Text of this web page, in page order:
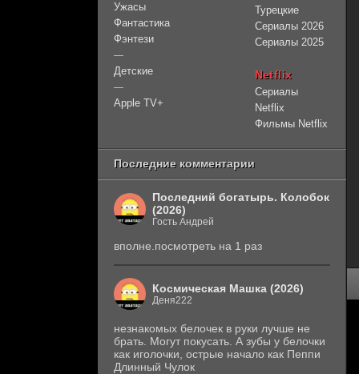
Ужасы
Фантастика
Фэнтези
—
Детские
—
Apple TV+
Турецкие
Сериалы 2026
Сериалы 2025
Netflix
Сериалы
Netflix
Фильмы Netflix
Последние комментарии
Последний богатырь. Колобок
(2026)
Гость Андрей
вполне.посмотреть на 1 раз
Космическая Машка (2026)
Деня222
незнакомых белочек в руки лучше не
брать. Могут покусать. А зубы у белочки
как иголочки, острые начало как Пеппи
Длинный Чулок